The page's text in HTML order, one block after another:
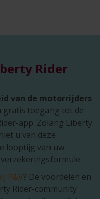
Rider
van de motorrijders
gratis toegang tot de
app. Zolang Liberty
u van deze
looptijg van uw
P&V? De voordelen en
Rider-community